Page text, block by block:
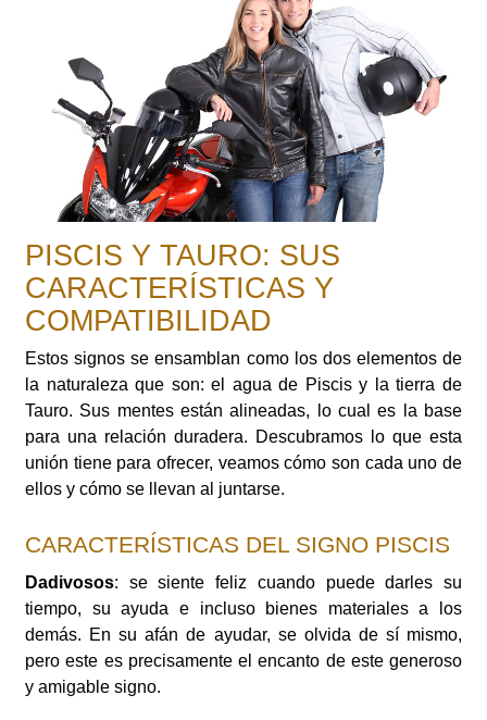
PISCIS Y TAURO: SUS
CARACTERÍSTICAS Y
COMPATIBILIDAD
Estos signos se ensamblan como los dos elementos de
la naturaleza que son: el agua de Piscis y la tierra de
Tauro. Sus mentes están alineadas, lo cual es la base
para una relación duradera. Descubramos lo que esta
unión tiene para ofrecer, veamos cómo son cada uno de
ellos y cómo se llevan al juntarse.
CARACTERÍSTICAS DEL SIGNO PISCIS
Dadivosos: se siente feliz cuando puede darles su
tiempo, su ayuda e incluso bienes materiales a los
demás. En su afán de ayudar, se olvida de sí mismo,
pero este es precisamente el encanto de este generoso
y amigable signo.